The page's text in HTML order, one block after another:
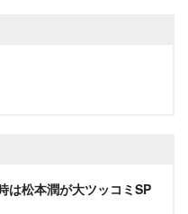
は松本潤が大ツッコミSP